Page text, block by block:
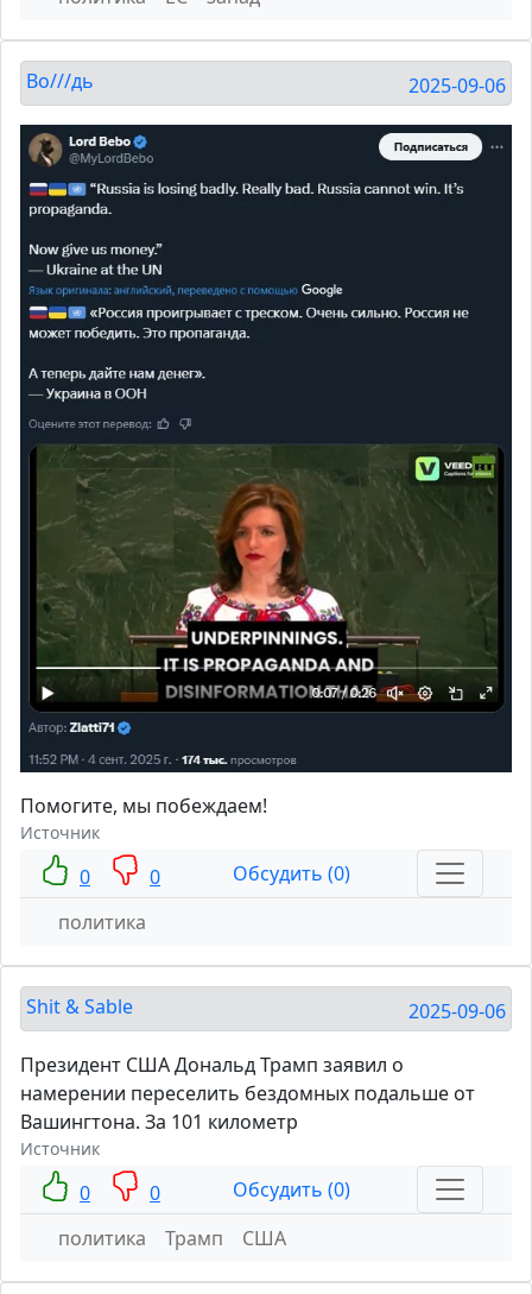
Во///дь 2025-09-06
Помогите, мы побеждаем!
Источник
0 0
Обсудить (0)
политика
Shit & Sable 2025-09-06
Президент США Дональд Трамп заявил о
намерении переселить бездомных подальше от
Вашингтона. За 101 километр
Источник
0 0
Обсудить (0)
политика
Трамп США